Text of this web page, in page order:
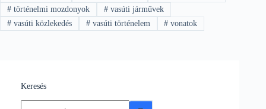
#történelmi mozdonyok #vasúti járművek
#vasúti közlekedés #vasúti történelem # vonatok
Keresés